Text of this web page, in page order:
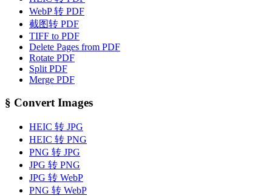
WebP 转 PDF
截图转 PDF
TIFF to PDF
Delete Pages from PDF
Rotate PDF
Split PDF
Merge PDF
§ Convert Images
HEIC 转 JPG
HEIC 转 PNG
PNG 转 JPG
JPG 转 PNG
JPG 转 WebP
PNG 转 WebP